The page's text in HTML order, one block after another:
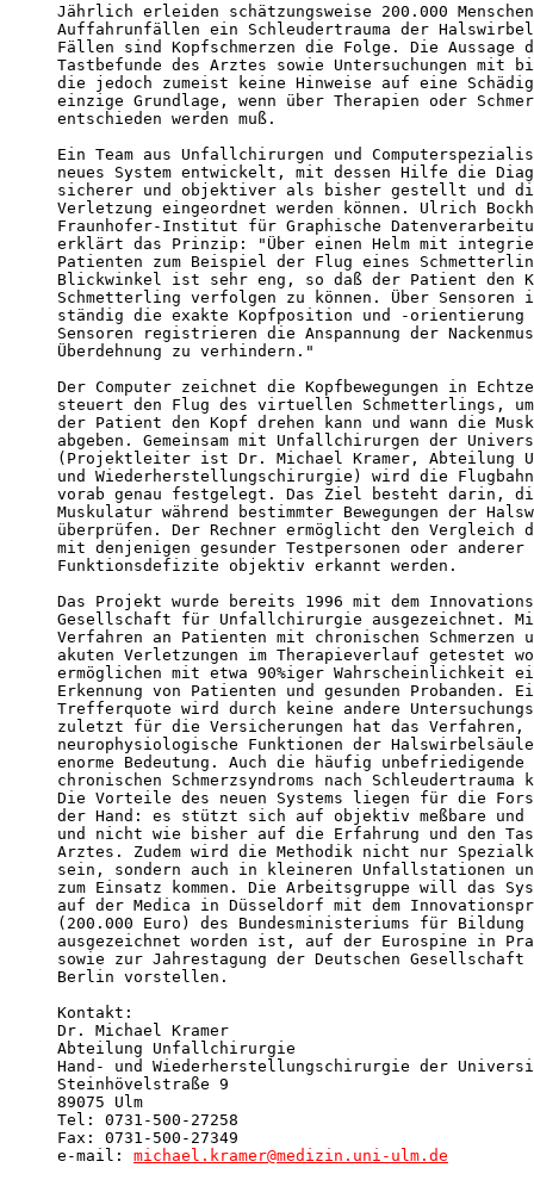
Jährlich erleiden schätzungsweise 200.000
Auffahrunfällen ein Schleudertrauma der
Fällen sind Kopfschmerzen die Folge. Die Aussage
Tastbefunde des Arztes sowie Untersuchungen mit
die jedoch zumeist keine Hinweise auf eine
einzige Grundlage, wenn über Therapien oder
entschieden werden muß.
Ein Team aus Unfallchirurgen und
neues System entwickelt, mit dessen Hilfe die
sicherer und objektiver als bisher gestellt und
Verletzung eingeordnet werden können. Ulrich
Fraunhofer-Institut für Graphische
erklärt das Prinzip: "Über einen Helm mit
Patienten zum Beispiel der Flug eines
Blickwinkel ist sehr eng, so daß der Patient den
Schmetterling verfolgen zu können. Über Sensoren
ständig die exakte Kopfposition und -
Sensoren registrieren die Anspannung der
Überdehnung zu verhindern."
Der Computer zeichnet die Kopfbewegungen in
steuert den Flug des virtuellen Schmetterlings,
der Patient den Kopf drehen kann und wann die
abgeben. Gemeinsam mit Unfallchirurgen der
(Projektleiter ist Dr. Michael Kramer, Abteilung
und Wiederherstellungschirurgie) wird die
vorab genau festgelegt. Das Ziel besteht darin,
Muskulatur während bestimmter Bewegungen der
überprüfen. Der Rechner ermöglicht den Vergleich
mit denjenigen gesunder Testpersonen oder
Funktionsdefizite objektiv erkannt werden.
Das Projekt wurde bereits 1996 mit dem
Gesellschaft für Unfallchirurgie ausgezeichnet.
Verfahren an Patienten mit chronischen Schmerzen
akuten Verletzungen im Therapieverlauf getestet
ermöglichen mit etwa 90%iger Wahrscheinlichkeit
Erkennung von Patienten und gesunden Probanden.
Trefferquote wird durch keine andere
zuletzt für die Versicherungen hat das Verfahren,
neurophysiologische Funktionen der
enorme Bedeutung. Auch die häufig unbefriedigende
chronischen Schmerzsyndroms nach
Die Vorteile des neuen Systems liegen für die
der Hand: es stützt sich auf objektiv meßbare und
und nicht wie bisher auf die Erfahrung und den
Arztes. Zudem wird die Methodik nicht nur
sein, sondern auch in kleineren Unfallstationen
zum Einsatz kommen. Die Arbeitsgruppe will das
auf der Medica in Düsseldorf mit dem
(200.000 Euro) des Bundesministeriums für Bildung
ausgezeichnet worden ist, auf der Eurospine in
sowie zur Jahrestagung der Deutschen
Berlin vorstellen.
Kontakt:
Dr. Michael Kramer
Abteilung Unfallchirurgie
Hand- und Wiederherstellungschirurgie der
Steinhövelstraße 9
89075 Ulm
Tel: 0731-500-27258
Fax: 0731-500-27349
e-mail: michael.kramer@medizin.uni-ulm.de